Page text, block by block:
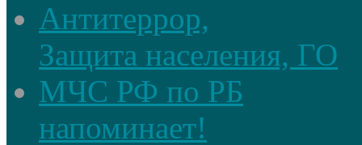
Антитеррор,
Защита населения, ГО
МЧС РФ по РБ
напоминает!